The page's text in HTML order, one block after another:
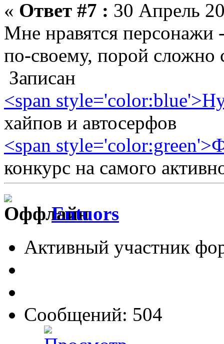
« Ответ #7 : 30 Апрель
Мне нравятся
по-своему, порой сложно
Записан
<span
хайпов и автосерфов
<span
конкурс на самого
Entuors
Активный участник
Сообщений: 504